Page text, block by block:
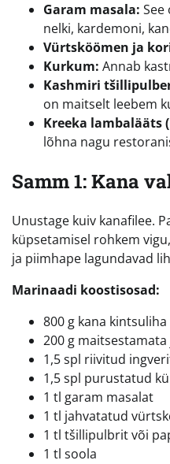
Garam masala: See
nelki, kardemoni,
Vürtsköömen ja
Kurkum: Annab
Kashmiri
on maitselt leebem
Kreeka lambalääts
lõhna nagu
Samm 1: Kana
Unustage kuiv kanafilee.
küpsetamisel rohkem
ja piimhape lagundavad
Marinaadi koostisosad:
800 g kana
200 g
1,5 spl riivitud
1,5 spl purustatud
1 tl garam masalat
1 tl jahvatatud
1 tl tšillipulbrit või
1 tl soola